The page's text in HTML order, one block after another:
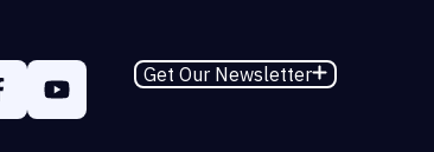
Get Our Newsletter